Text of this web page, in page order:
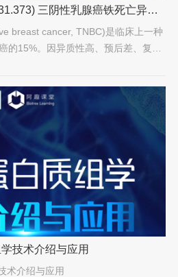
三阴性乳腺癌铁死亡异质
breast cancer, TNBC)是临床上一种
的15%。因异质性高、预后差、复发
研究中亟需攻克的顽固“堡垒”。
技术介绍与应用
术介绍与应用